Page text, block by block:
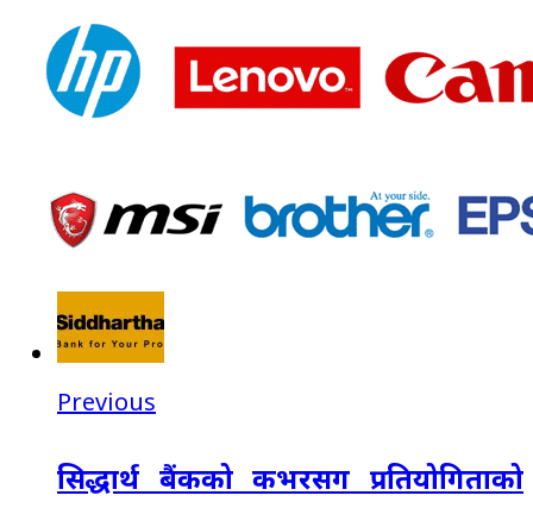
Previous
सिद्धार्थ बैंकको कभरसग प्रतियोगिताको